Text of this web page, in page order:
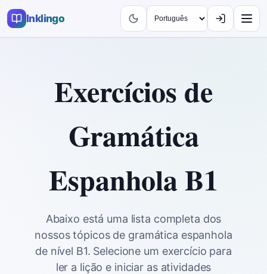
Inklingo
Exercícios de
Gramática
Espanhola B1
Abaixo está uma lista completa dos
nossos tópicos de gramática espanhola
de nível B1. Selecione um exercício para
ler a lição e iniciar as atividades